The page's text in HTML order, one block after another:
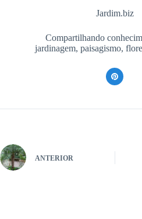
Jardim.biz
Compartilhando
jardinagem, paisagismo,
ANTERIOR